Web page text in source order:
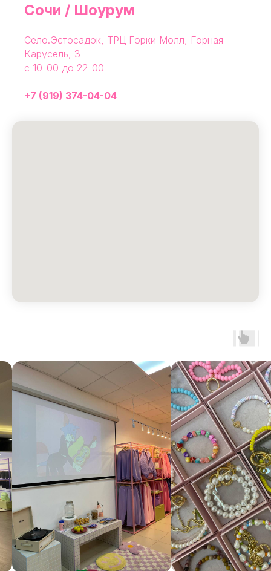
Сочи / Шоурум
Село.Эстосадок, ТРЦ Горки Молл, Горная
Карусель, 3
с 10-00 до 22-00
+7 (919) 374-04-04
Сакко и Ванцетти, 99
+7 (922) 030-63-11
с 10-00 до 21-00
МАГАЗИНЫ
Потрогать, примерить,
ВЛЮБИТЬСЯ И КУПИТЬ